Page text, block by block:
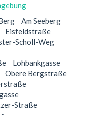
Am Seeberg
Eisfeldstraße
Scholl-Weg
Lohbankgasse
Obere Bergstraße
Straße